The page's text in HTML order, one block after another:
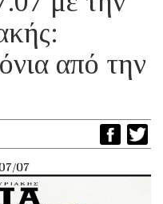
από την